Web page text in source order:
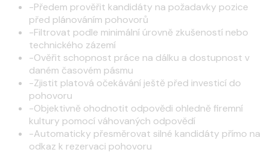
-Předem prověřit kandidáty na požadavky pozice
před plánováním pohovorů
-Filtrovat podle minimální úrovně zkušeností nebo
technického zázemí
-Ověřit schopnost práce na dálku a dostupnost v
daném časovém pásmu
-Zjistit platová očekávání ještě před investicí do
pohovoru
-Objektivně ohodnotit odpovědi ohledně firemní
kultury pomocí váhovaných odpovědí
-Automaticky přesměrovat silné kandidáty přímo na
odkaz k rezervaci pohovoru